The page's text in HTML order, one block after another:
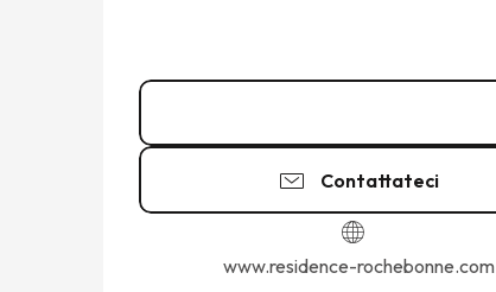
Contattateci
www.residence-rochebonne.com